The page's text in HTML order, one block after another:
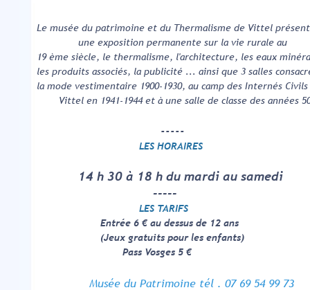
Le musée du patrimoine et du Thermalisme de Vittel
une exposition permanente sur la vie rurale au
19 ème siècle, le thermalisme, l'architecture, les eaux
les produits associés, la publicité ... ainsi que 3 salles
la mode vestimentaire 1900-1930, au camp des Internés
Vittel en 1941-1944 et à une salle de classe des
-----
LES HORAIRES
14 h 30 à 18 h du mardi au samedi
-----
LES TARIFS
Entrée 6 € au dessus de 12 ans
(Jeux gratuits pour les enfants)
Pass Vosges 5 €
Musée du Patrimoine tél . 07 69 54 99 73